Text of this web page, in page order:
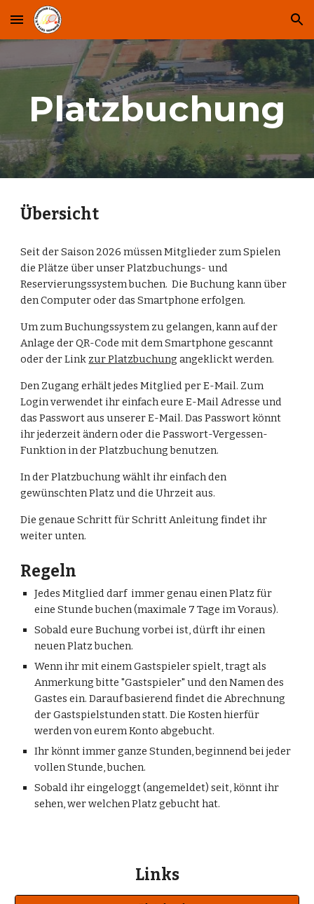
Skip to main content Skip to navigation
Platzbuchung
Übersicht
Seit der Saison 2026 müssen Mitglieder zum Spielen
die Plätze über unser Platzbuchungs- und
Reservierungssystem buchen. Die Buchung kann über
den Computer oder das Smartphone erfolgen.
Um zum Buchungssystem zu gelangen, kann auf der
Anlage der QR-Code mit dem Smartphone gescannt
oder der Link zur Platzbuchung angeklickt werden.
Den Zugang erhält jedes Mitglied per E-Mail. Zum
Login verwendet ihr einfach eure E-Mail Adresse und
das Passwort aus unserer E-Mail. Das Passwort könnt
ihr jederzeit ändern oder die Passwort-Vergessen-
Funktion in der Platzbuchung benutzen.
In der Platzbuchung wählt ihr einfach den
gewünschten Platz und die Uhrzeit aus.
Die genaue Schritt für Schritt Anleitung findet ihr
weiter unten.
Regeln
Jedes Mitglied darf immer genau einen Platz für
eine Stunde buchen (maximale 7 Tage im Voraus).
Sobald eure Buchung vorbei ist, dürft ihr einen
neuen Platz buchen.
Wenn ihr mit einem Gastspieler spielt, tragt als
Anmerkung bitte "Gastspieler" und den Namen des
Gastes ein. Darauf basierend findet die Abrechnung
der Gastspielstunden statt. Die Kosten hierfür
werden von eurem Konto abgebucht.
Ihr könnt immer ganze Stunden, beginnend bei jeder
vollen Stunde, buchen.
Sobald ihr eingeloggt (angemeldet) seit, könnt ihr
sehen, wer welchen Platz gebucht hat.
Links